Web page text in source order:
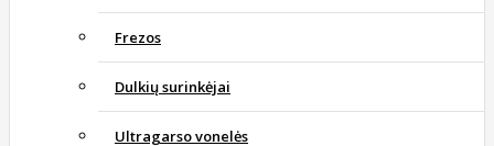
Frezos
Dulkių surinkėjai
Ultragarso vonelės